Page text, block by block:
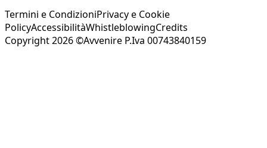
Termini e CondizioniPrivacy e Cookie
PolicyAccessibilitàWhistleblowingCredits
Copyright 2026 ©Avvenire P.Iva 00743840159